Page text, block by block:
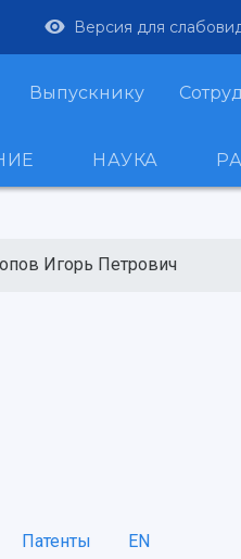
Версия для
Выпускнику
НАУКА
Игорь Петрович
Патенты EN